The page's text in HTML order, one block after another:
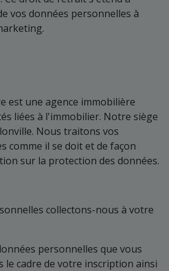
vos données personnelles à
est une agence immobilière
liées à l'immobilier. Notre siège
Nous traitons vos
comme il se doit et de façon
sur la protection des données.
collectons-nous à votre
personnelles que vous
le cadre de votre inscription ainsi